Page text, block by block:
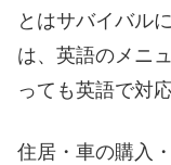
とはサバイバル
は、英語のメニ
っても英語で対
住居・車の購入